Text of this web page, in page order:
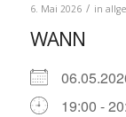
6. Mai 2026 / in
WANN
19:00 -